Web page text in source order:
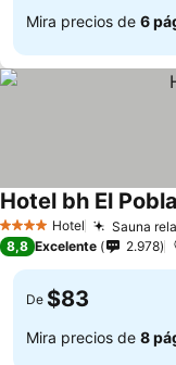
Mira precios de 6
4 EstrellasHotel Sauna
Hotel bh El
8,8 Excelente 2.978
De $83
Mira precios de 8